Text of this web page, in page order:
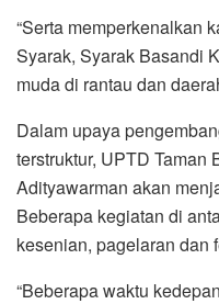
“Serta memperkenalkan
Syarak, Syarak Basandi
muda di rantau dan
Dalam upaya
terstruktur, UPTD Taman
Adityawarman akan
Beberapa kegiatan di
kesenian, pagelaran dan
“Beberapa waktu